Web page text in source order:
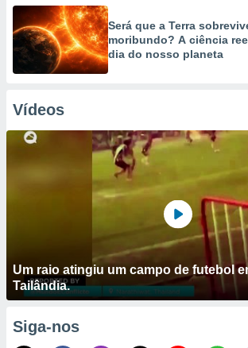
Será que a Terra
moribundo? A ciência
dia do nosso planeta
Vídeos
Um raio atingiu um campo de futebol
Tailândia.
Siga-nos